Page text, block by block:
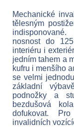
Mechanické
tělesným
nosnost do
interiéru i
jedním tahem a
kufru i menšího
se velmi
základní
podnožky a
bezdušová
dofukovat.
invalidních